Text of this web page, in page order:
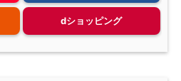
dショッピング